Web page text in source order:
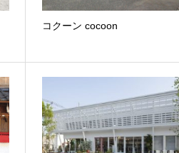
コクーン cocoon